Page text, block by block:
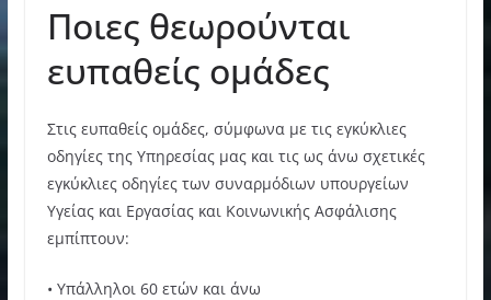
Ποιες θεωρούνται
ευπαθείς ομάδες
Στις ευπαθείς ομάδες, σύμφωνα με τις εγκύκλιες
οδηγίες της Υπηρεσίας μας και τις ως άνω σχετικές
εγκύκλιες οδηγίες των συναρμόδιων υπουργείων
Υγείας και Εργασίας και Κοινωνικής Ασφάλισης
εμπίπτουν:
• Υπάλληλοι 60 ετών και άνω